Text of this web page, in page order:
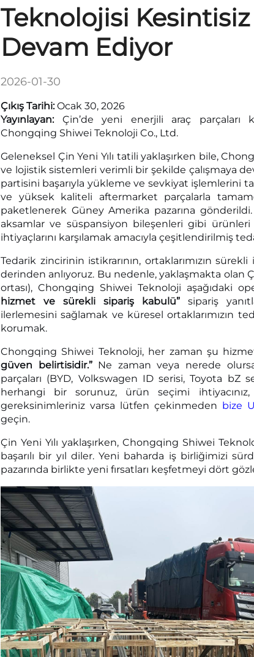
Teknolojisi
Devam Ediyor
2026-01-30
Çıkış Tarihi:Ocak 30, 2026
Yayınlayan: Çin’de yeni enerjili araç
Chongqing Shiwei Teknoloji Co., Ltd.
Geleneksel Çin Yeni Yılı tatili yaklaşırken bile,
ve lojistik sistemleri verimli bir şekilde çalışmaya
partisini başarıyla yükleme ve sevkiyat işlemlerini
ve yüksek kaliteli aftermarket parçalarla
paketlenerek Güney Amerika pazarına
aksamlar ve süspansiyon bileşenleri gibi ürünleri
ihtiyaçlarını karşılamak amacıyla çeşitlendirilmiş
Tedarik zincirinin istikrarının, ortaklarımızın
derinden anlıyoruz. Bu nedenle, yaklaşmakta olan
ortası), Chongqing Shiwei Teknoloji aşağıdaki
hizmet ve sürekli sipariş kabulü” sipariş
ilerlemesini sağlamak ve küresel ortaklarımızın
korumak.
Chongqing Shiwei Teknoloji, her zaman şu
güven belirtisidir.” Ne zaman veya nerede
parçaları (BYD, Volkswagen ID serisi, Toyota
herhangi bir sorunuz, ürün seçimi
gereksinimleriniz varsa lütfen çekinmeden bize
geçin.
Çin Yeni Yılı yaklaşırken, Chongqing Shiwei
başarılı bir yıl diler. Yeni baharda iş birliğimizi
pazarında birlikte yeni fırsatları keşfetmeyi dört